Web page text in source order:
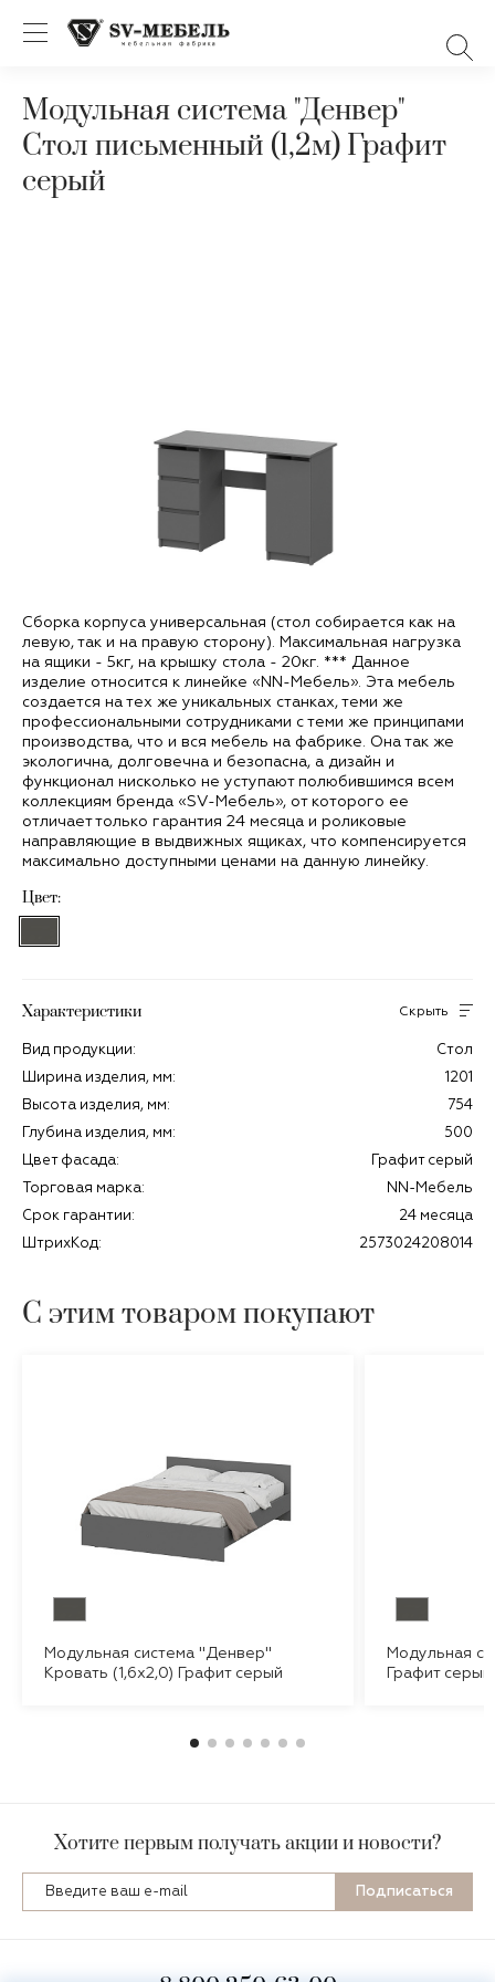
Модульная система "Денвер"
Стол письменный (1,2м) Графит
серый
Сборка корпуса универсальная (стол собирается как на
левую, так и на правую сторону). Максимальная нагрузка
на ящики - 5кг, на крышку стола - 20кг. *** Данное
изделие относится к линейке «NN-Мебель». Эта мебель
создается на тех же уникальных станках, теми же
профессиональными сотрудниками с теми же принципами
производства, что и вся мебель на фабрике. Она так же
экологична, долговечна и безопасна, а дизайн и
функционал нисколько не уступают полюбившимся всем
коллекциям бренда «SV-Мебель», от которого ее
отличает только гарантия 24 месяца и роликовые
направляющие в выдвижных ящиках, что компенсируется
максимально доступными ценами на данную линейку.
Цвет:
Характеристики Скрыть
Вид продукции:
Стол
Ширина изделия, мм:
1201
Высота изделия, мм:
754
Глубина изделия, мм:
500
Цвет фасада:
Графит серый
Торговая марка:
NN-Мебель
Срок гарантии:
24 месяца
ШтрихКод:
2573024208014
С этим товаром покупают
Модульная система "Денвер"
Кровать (1,6х2,0) Графит серый
Модульная
Графит серый
Хотите первым получать акции и новости?
Подписаться